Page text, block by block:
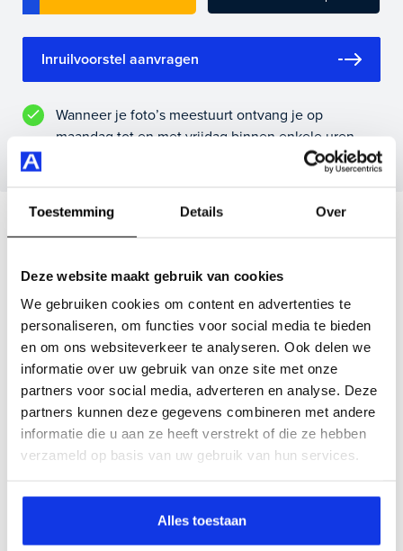
Toestemming Details Over
Deze website maakt gebruik van cookies
We gebruiken cookies om content en advertenties te
personaliseren, om functies voor social media te bieden
en om ons websiteverkeer te analyseren. Ook delen we
informatie over uw gebruik van onze site met onze
partners voor social media, adverteren en analyse. Deze
partners kunnen deze gegevens combineren met andere
informatie die u aan ze heeft verstrekt of die ze hebben
verzameld op basis van uw gebruik van hun services.
Alles toestaan
direct online.
Inruilvoorstel aanvragen
Wanneer je foto’s meestuurt ontvang je op
maandag tot en met vrijdag binnen enkele uren
Veelgestelde vragen
Wanneer kan ik een proefrit maken?
Kan ik een auto reserveren?
Hoe weet ik of deze auto nog beschikbaar is?